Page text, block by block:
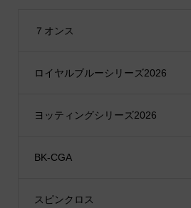
７オンス
ロイヤルブルーシリーズ2026
ヨッティングシリーズ2026
BK-CGA
スピンクロス